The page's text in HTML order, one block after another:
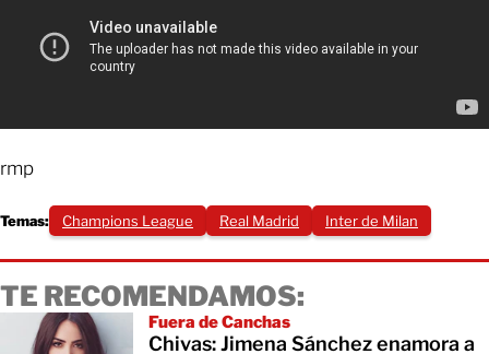
rmp
Temas: Champions League Real Madrid Inter de Milan
TE RECOMENDAMOS:
Fuera de Canchas
Chivas: Jimena Sánchez enamora a